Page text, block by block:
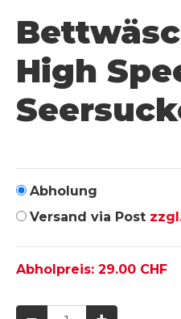
High
Abholung
Versand via Post
Abholpreis: 29.00 CHF